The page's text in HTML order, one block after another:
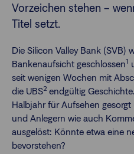
Vorzeichen stehen –
Titel setzt.
Die Silicon Valley Bank (SVB)
Bankenaufsicht geschlossen1
seit wenigen Wochen mit
die UBS2 endgültig
Halbjahr für Aufsehen
und Anlegern wie auch
ausgelöst: Könnte etwa eine
bevorstehen?